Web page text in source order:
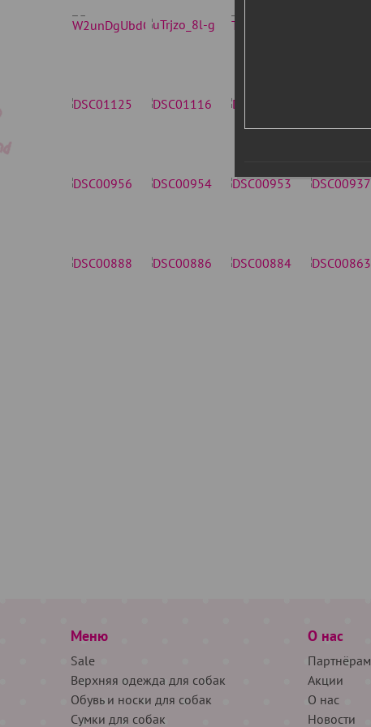
Меню
Sale
Верхняя одежда для собак
Обувь и носки для собак
Сумки для собак
О нас
Партнёрам
Акции
О нас
Новости